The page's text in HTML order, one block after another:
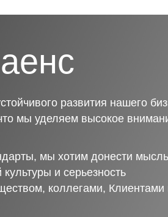
развития нашего
мы уделяем высокое
мы хотим донести
и серьезность
коллегами, Клиентами